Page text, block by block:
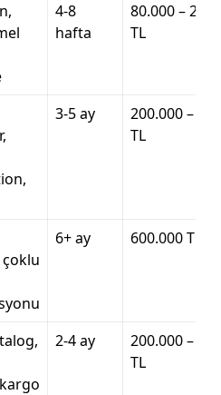
4-8
hafta
80.000 –
TL
3-5 ay
200.000 –
TL
çoklu
6+ ay 600.000 TL+
2-4 ay
200.000 –
TL